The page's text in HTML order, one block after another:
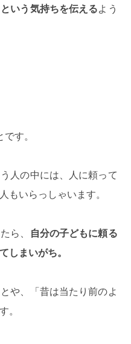
いう気持ちを伝えるよう
す。
人の中には、人に頼って
もいらっしゃいます。
ら、
自分の子どもに頼る
しまいがち。
や、「昔は当たり前のよ
。